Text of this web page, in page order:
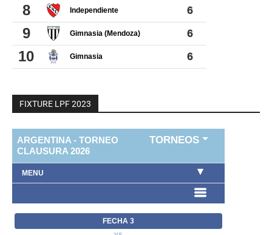
FIXTURE LPF 2023